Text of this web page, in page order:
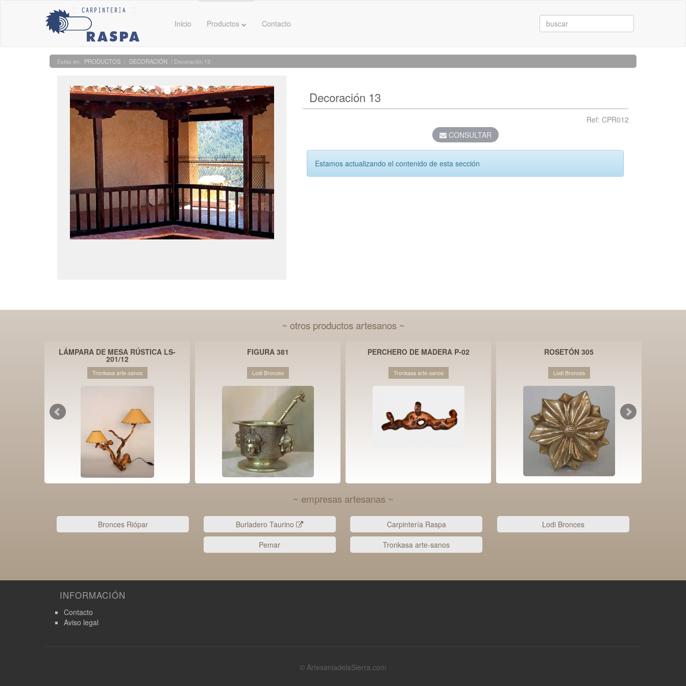
Inicio Productos Contacto
PRODUCTOS / DECORACIÓN / Decoración 13
Decoración 13
Ref: CPR012
CONSULTAR
Estamos actualizando el contenido de esta sección
~ otros productos artesanos ~
LÁMPARA DE MESA RÚSTICA LS-
201/12
Tronkasa arte-sanos
FIGURA 381
Lodi Bronces
PERCHERO DE MADERA P-02
Tronkasa arte-sanos
ROSETÓN 305
Lodi Bronces
~ empresas artesanas ~
Bronces Riópar Burladero Taurino Carpintería Raspa
Lodi Bronces
Pemar
Tronkasa arte-sanos
INFORMACIÓN
Contacto
Aviso legal
© ArtesaniadelaSierra.com